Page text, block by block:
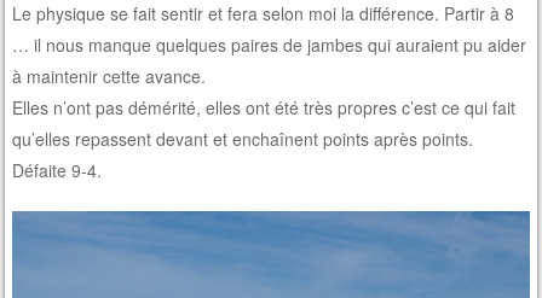
Le physique se fait sentir et fera selon moi la différence. Partir à 8
… il nous manque quelques paires de jambes qui auraient pu aider
à maintenir cette avance.
Elles n’ont pas démérité, elles ont été très propres c’est ce qui fait
qu’elles repassent devant et enchaînent points après points.
Défaite 9-4.